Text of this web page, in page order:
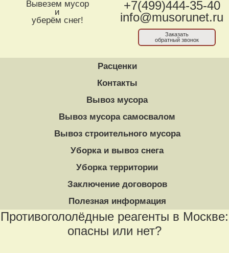
Вывезем мусор
и
уберём снег!
+7(499)444-35-40
info@musorunet.ru
Заказать
обратный звонок
Расценки
Контакты
Вывоз мусора
Вывоз мусора самосвалом
Вывоз строительного мусора
Уборка и вывоз снега
Уборка территории
Заключение договоров
Полезная информация
Противогололёдные реагенты в Москве:
опасны или нет?